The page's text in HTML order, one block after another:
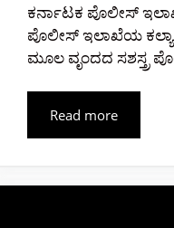
ಕರ್ನಾಟಕ ಪೊಲೀಸ್
ಪೊಲೀಸ್ ಇಲಾಖೆಯ
ಮೂಲ ವೃಂದದ ಸಶಸ್ತ್ರ
Read more